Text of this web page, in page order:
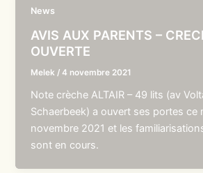
News
AVIS AUX PARENTS –
OUVERTE
Melek /4 novembre 2021
Note crèche ALTAIR – 49 lits (av
Schaerbeek) a ouvert ses portes ce
novembre 2021 et les
sont en cours.